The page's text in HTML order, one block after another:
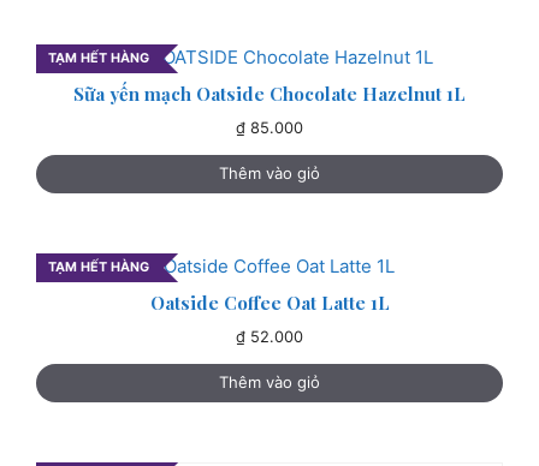
TẠM HẾT HÀNG
Sữa yến mạch Oatside Chocolate Hazelnut 1L
₫ 85.000
Thêm vào giỏ
TẠM HẾT HÀNG
Oatside Coffee Oat Latte 1L
₫ 52.000
Thêm vào giỏ